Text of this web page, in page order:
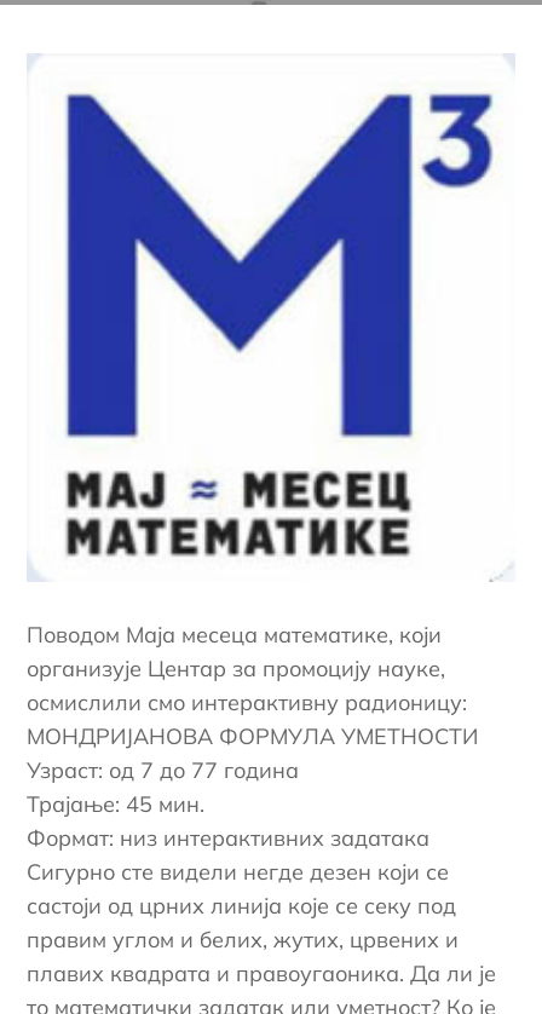
Поводом Маја месеца математике, који
организује Центар за промоцију науке,
осмислили смо интерактивну радионицу:
МОНДРИЈАНОВА ФОРМУЛА УМЕТНОСТИ
Узраст: од 7 до 77 година
Трајање: 45 мин.
Формат: низ интерактивних задатака
Сигурно сте видели негде дезен који се
састоји од црних линија које се секу под
правим углом и белих, жутих, црвених и
плавих квадрата и правоугаоника. Да ли је
то математички задатак или уметност? Ко је